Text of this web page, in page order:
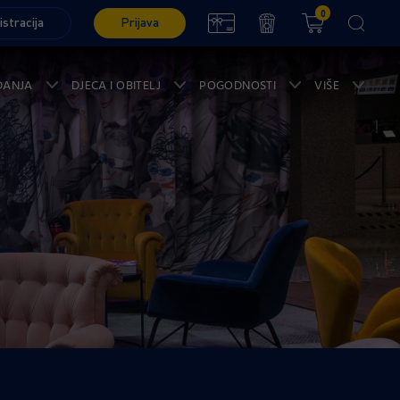
Prijava
0
DJECA I OBITELJ POGODNOSTI VIŠE